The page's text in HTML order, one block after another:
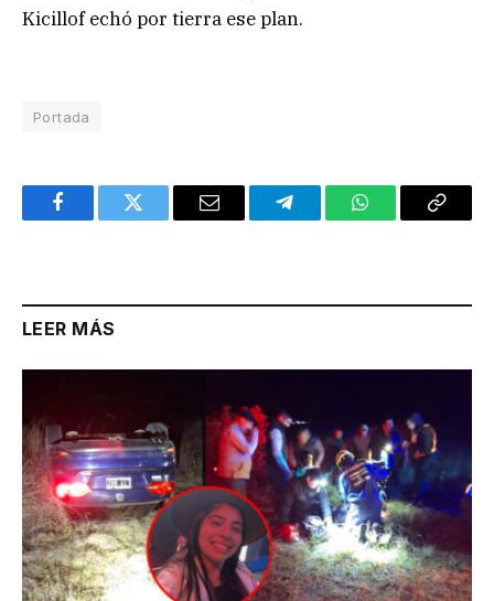
Kicillof echó por tierra ese plan.
Portada
FacebookTwitter Email TelegramWhatsAppCopy
LEER MÁS